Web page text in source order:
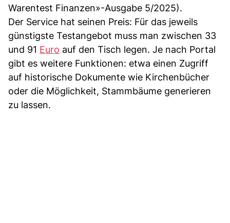
Warentest Finanzen»-Ausgabe 5/2025).
Der Service hat seinen Preis: Für das jeweils
günstigste Testangebot muss man zwischen 33
und 91 Euro auf den Tisch legen. Je nach Portal
gibt es weitere Funktionen: etwa einen Zugriff
auf historische Dokumente wie Kirchenbücher
oder die Möglichkeit, Stammbäume generieren
zu lassen.